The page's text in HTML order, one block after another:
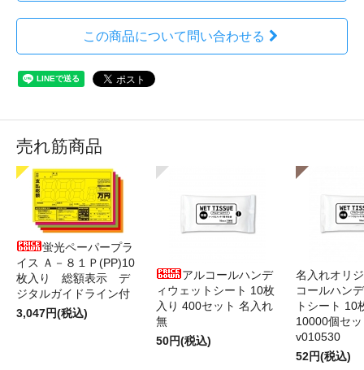
この商品について問い合わせる
売れ筋商品
蛍光ペーパープラ
イス Ａ－８１Ｐ(PP)10
枚入り 総額表示 デ
ジタルガイドライン付
3,047円(税込)
アルコールハンデ
ィウェットシート 10枚
入り 400セット 名入れ
無
50円(税込)
名入れオリ
コールハン
トシート 10
10000個セ
v010530
52円(税込)